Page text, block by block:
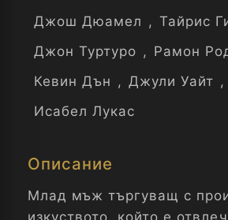
Джош Дюамел , Тайрис
Джон Туртуро , Рамон
Кевин Дън , Джули Уайт ,
Исабел Лукас
Описание
Млад мъж търгуващ с
изкуството, който е